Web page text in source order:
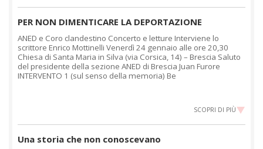
PER NON DIMENTICARE LA DEPORTAZIONE
ANED e Coro clandestino Concerto e letture Interviene lo
scrittore Enrico Mottinelli Venerdì 24 gennaio alle ore 20,30
Chiesa di Santa Maria in Silva (via Corsica, 14) – Brescia Saluto
del presidente della sezione ANED di Brescia Juan Furore
INTERVENTO 1 (sul senso della memoria) Be
SCOPRI DI PIÙ
Una storia che non conoscevano